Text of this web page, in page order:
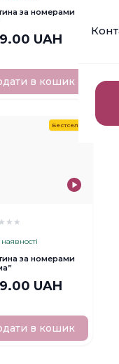
за номерами
UAH
в кошик
Бестселер
★ ★ ★
за номерами
UAH
в кошик